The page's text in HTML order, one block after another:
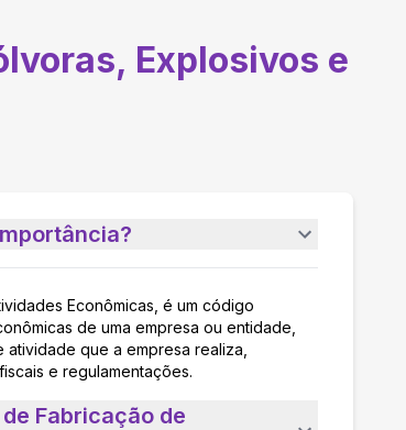
Explosivos e
Econômicas, é um código
de uma empresa ou entidade,
que a empresa realiza,
e regulamentações.
Fabricação de